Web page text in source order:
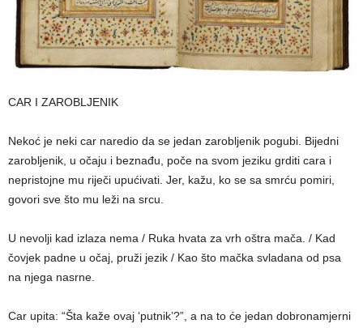
CAR I ZAROBLJENIK
Nekoć je neki car naredio da se jedan zarobljenik pogubi. Bijedni
zarobljenik, u očaju i beznađu, poče na svom jeziku grditi cara i
nepristojne mu riječi upućivati. Jer, kažu, ko se sa smrću pomiri,
govori sve što mu leži na srcu.
U nevolji kad izlaza nema / Ruka hvata za vrh oštra mača. / Kad
čovjek padne u očaj, pruži jezik / Kao što mačka svladana od psa
na njega nasrne.
Car upita: “Šta kaže ovaj ‘putnik’?”, a na to će jedan dobronamjerni